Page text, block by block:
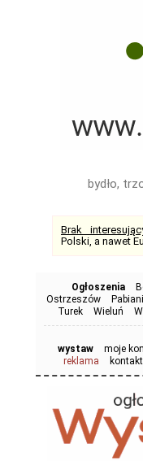
bydło,
Brak
Polski, a nawet
Ogłoszenia
Ostrzeszów
Turek
Wieluń
wystaw moje
reklama
kontakt